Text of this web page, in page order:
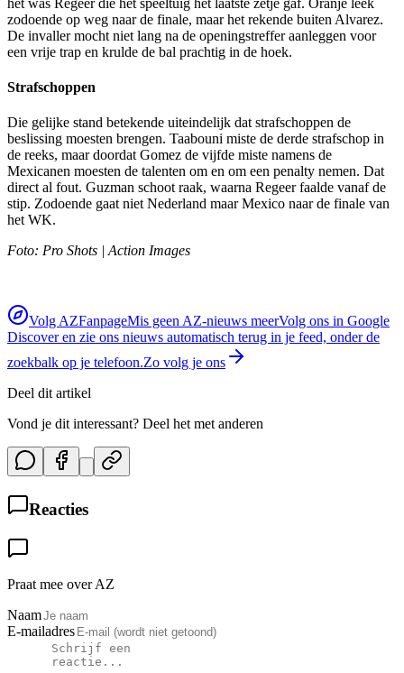
zodoende op weg naar de finale, maar het rekende buiten Alvarez.
De invaller mocht niet lang na de openingstreffer aanleggen voor
een vrije trap en krulde de bal prachtig in de hoek.
Strafschoppen
Die gelijke stand betekende uiteindelijk dat strafschoppen de
beslissing moesten brengen. Taabouni miste de derde strafschop in
de reeks, maar doordat Gomez de vijfde miste namens de
Mexicanen moesten de talenten om en om een penalty nemen. Dat
direct al fout. Guzman schoot raak, waarna Regeer faalde vanaf de
stip. Zodoende gaat niet Nederland maar Mexico naar de finale van
het WK.
Foto: Pro Shots | Action Images
Volg AZFanpageMis geen AZ-nieuws meerVolg ons in Google
Discover en zie ons nieuws automatisch terug in je feed, onder de
zoekbalk op je telefoon.Zo volg je ons
Deel dit artikel
Vond je dit interessant? Deel het met anderen
Reacties
Praat mee over AZ
Naam
E-mailadres